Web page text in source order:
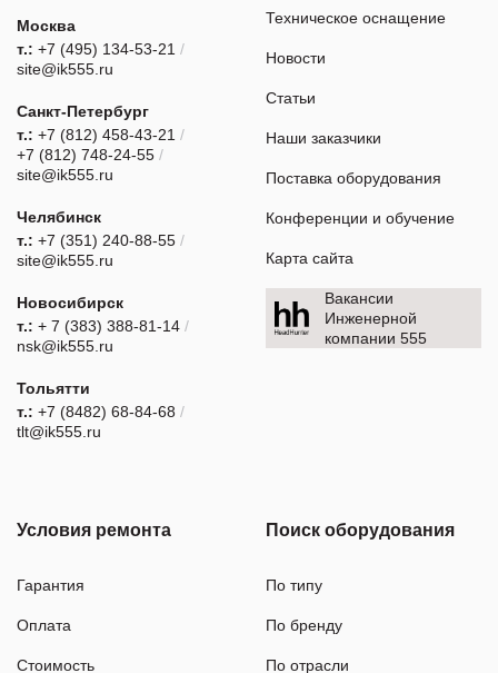
Москва
т.: +7 (495) 134-53-21 /
site@ik555.ru
Санкт-Петербург
т.: +7 (812) 458-43-21 /
+7 (812) 748-24-55 /
site@ik555.ru
Челябинск
т.: +7 (351) 240-88-55 /
site@ik555.ru
Новосибирск
т.: + 7 (383) 388-81-14 /
nsk@ik555.ru
Тольятти
т.: +7 (8482) 68-84-68 /
tlt@ik555.ru
Техническое оснащение
Новости
Статьи
Наши заказчики
Поставка оборудования
Конференции и обучение
Карта сайта
Вакансии
Инженерной
компании 555
Условия ремонта
Гарантия
Оплата
Стоимость
Поиск оборудования
По типу
По бренду
По отрасли